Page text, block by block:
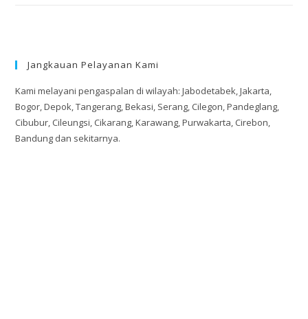
Jangkauan Pelayanan Kami
Kami melayani pengaspalan di wilayah: Jabodetabek, Jakarta,
Bogor, Depok, Tangerang, Bekasi, Serang, Cilegon, Pandeglang,
Cibubur, Cileungsi, Cikarang, Karawang, Purwakarta, Cirebon,
Bandung dan sekitarnya.